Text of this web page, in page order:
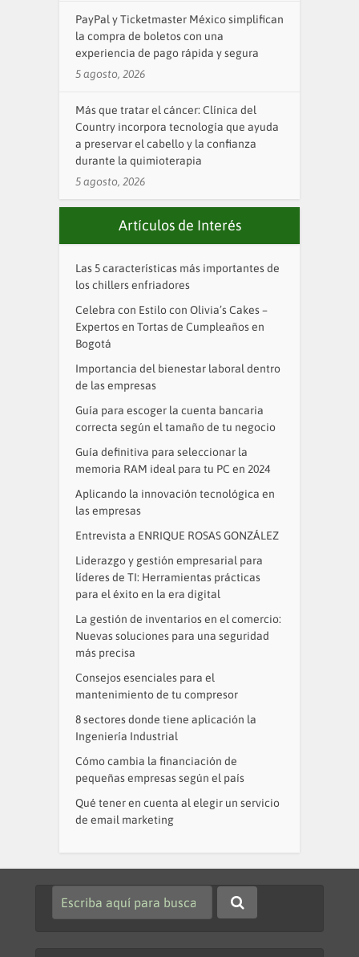
PayPal y Ticketmaster México simplifican
la compra de boletos con una
experiencia de pago rápida y segura
5 agosto, 2026
Más que tratar el cáncer: Clínica del
Country incorpora tecnología que ayuda
a preservar el cabello y la confianza
durante la quimioterapia
5 agosto, 2026
Artículos de Interés
Las 5 características más importantes de
los chillers enfriadores
Celebra con Estilo con Olivia’s Cakes –
Expertos en Tortas de Cumpleaños en
Bogotá
Importancia del bienestar laboral dentro
de las empresas
Guía para escoger la cuenta bancaria
correcta según el tamaño de tu negocio
Guía definitiva para seleccionar la
memoria RAM ideal para tu PC en 2024
Aplicando la innovación tecnológica en
las empresas
Entrevista a ENRIQUE ROSAS GONZÁLEZ
Liderazgo y gestión empresarial para
líderes de TI: Herramientas prácticas
para el éxito en la era digital
La gestión de inventarios en el comercio:
Nuevas soluciones para una seguridad
más precisa
Consejos esenciales para el
mantenimiento de tu compresor
8 sectores donde tiene aplicación la
Ingeniería Industrial
Cómo cambia la financiación de
pequeñas empresas según el país
Qué tener en cuenta al elegir un servicio
de email marketing